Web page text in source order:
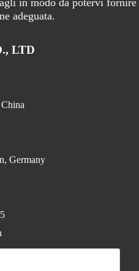
in modo da potervi fornire
adeguata.
LTD
Germany